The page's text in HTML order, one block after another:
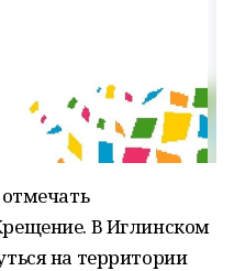
В Иглинском
на территории